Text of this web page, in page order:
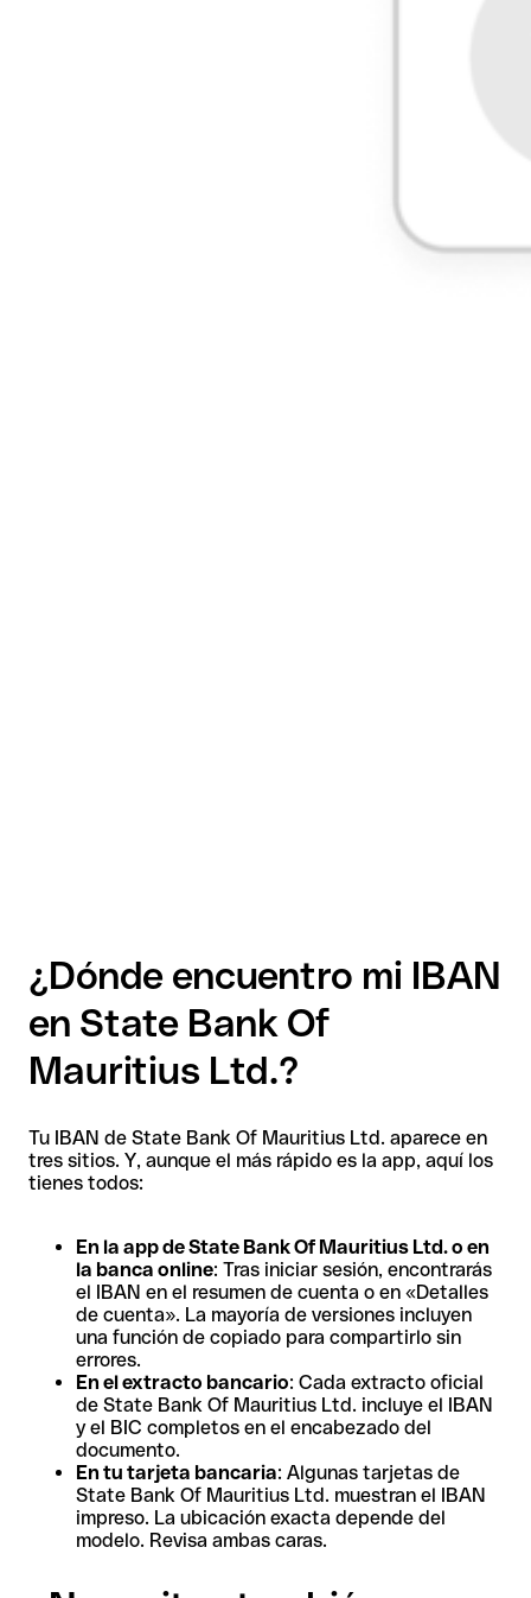
¿Dónde encuentro mi IBAN
en State Bank Of
Mauritius Ltd.?
Tu IBAN de State Bank Of Mauritius Ltd. aparece en
tres sitios. Y, aunque el más rápido es la app, aquí los
tienes todos:
En la app de State Bank Of Mauritius Ltd. o en
la banca online: Tras iniciar sesión, encontrarás
el IBAN en el resumen de cuenta o en «Detalles
de cuenta». La mayoría de versiones incluyen
una función de copiado para compartirlo sin
errores.
En el extracto bancario: Cada extracto oficial
de State Bank Of Mauritius Ltd. incluye el IBAN
y el BIC completos en el encabezado del
documento.
En tu tarjeta bancaria: Algunas tarjetas de
State Bank Of Mauritius Ltd. muestran el IBAN
impreso. La ubicación exacta depende del
modelo. Revisa ambas caras.